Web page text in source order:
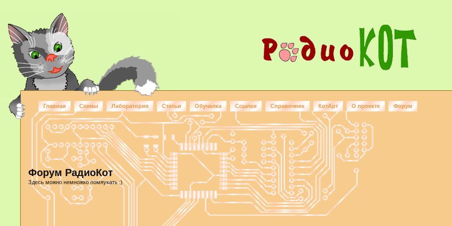
Главная Схемы Лаборатория Статьи Обучалка Ссылки Справочник КотАрт О проекте Форум
Форум РадиоКот
Здесь можно немножко помяукать :)